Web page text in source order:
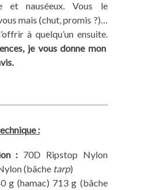
et nauséeux. Vous le
mais (chut, promis ?)…
à quelqu’un ensuite.
je vous donne mon
:
: 70D Ripstop Nylon
(bâche tarp)
g (hamac) 713 g (bâche